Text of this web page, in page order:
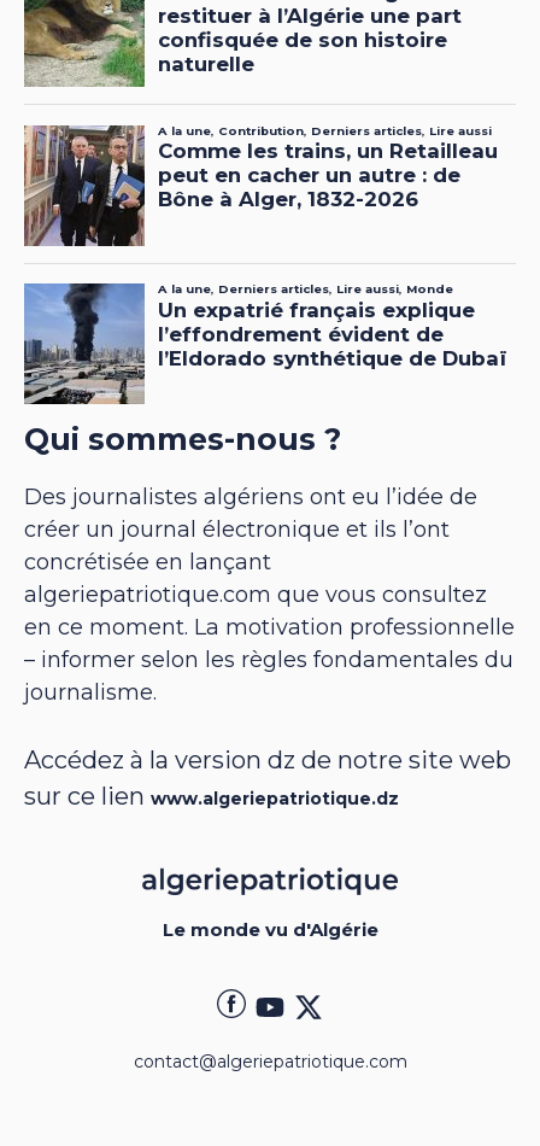
Qui sommes-nous ?
Des journalistes algériens ont eu l’idée de
créer un journal électronique et ils l’ont
concrétisée en lançant
algeriepatriotique.com que vous consultez
en ce moment. La motivation professionnelle
– informer selon les règles fondamentales du
journalisme.
Accédez à la version dz de notre site web
sur ce lien www.algeriepatriotique.dz
Le monde vu d'Algérie
contact@algeriepatriotique.com